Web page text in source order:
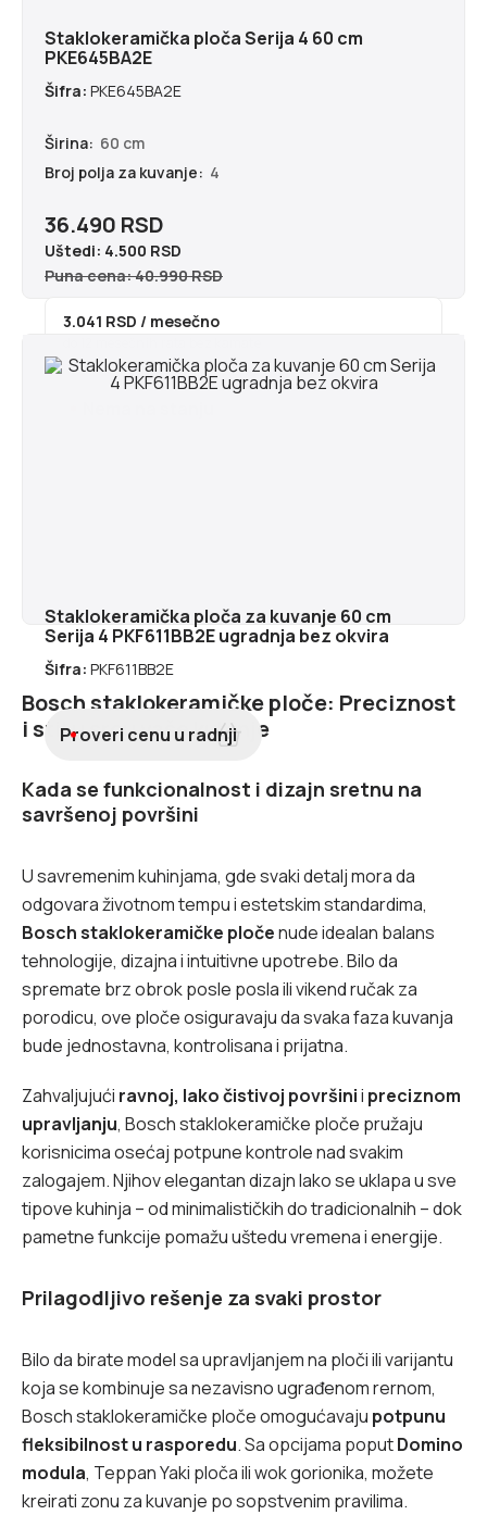
Staklokeramička ploča Serija 4 60 cm
PKE645BA2E
Šifra: PKE645BA2E
Širina: 60 cm
Broj polja za kuvanje: 4
36.490 RSD
Uštedi: 4.500 RSD
Puna cena: 40.990 RSD
3.041 RSD / mesečno
Staklokeramička ploča za kuvanje 60 cm
Serija 4 PKF611BB2E ugradnja bez okvira
Šifra: PKF611BB2E
Proveri cenu u radnji
Bosch staklokeramičke ploče: Preciznost
i stil u srcu vaše kuhinje
Kada se funkcionalnost i dizajn sretnu na
savršenoj površini
U savremenim kuhinjama, gde svaki detalj mora da
odgovara životnom tempu i estetskim standardima,
Bosch staklokeramičke pločenude idealan balans
tehnologije, dizajna i intuitivne upotrebe. Bilo da
spremate brz obrok posle posla ili vikend ručak za
porodicu, ove ploče osiguravaju da svaka faza kuvanja
bude jednostavna, kontrolisana i prijatna.
Zahvaljujući ravnoj, lako čistivoj površinii preciznom
upravljanju, Bosch staklokeramičke ploče pružaju
korisnicima osećaj potpune kontrole nad svakim
zalogajem. Njihov elegantan dizajn lako se uklapa u sve
tipove kuhinja – od minimalističkih do tradicionalnih – dok
pametne funkcije pomažu uštedu vremena i energije.
Prilagodljivo rešenje za svaki prostor
Bilo da birate model sa upravljanjem na ploči ili varijantu
koja se kombinuje sa nezavisno ugrađenom rernom,
Bosch staklokeramičke ploče omogućavaju potpunu
fleksibilnost u rasporedu. Sa opcijama poputDomino
modula, Teppan Yaki ploča ili wok gorionika, možete
kreirati zonu za kuvanje po sopstvenim pravilima.